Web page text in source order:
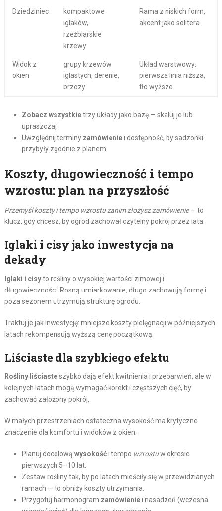
Dziedziniec
kompaktowe
iglaków,
rzeźbiarskie
krzewy
Rama z niskich form,
akcent jako solitera
Widok z
okien
grupy krzewów
iglastych, derenie,
brzozy
Układ warstwowy:
pierwsza linia niższa,
tło wyższe
Zobacz wszystkietrzy układy jako bazę — skaluj je lub
upraszczaj.
Uwzględnij terminy zamówieniei dostępność, by sadzonki
przybyły zgodnie z planem.
Koszty, długowieczność i tempo
wzrostu: plan na przyszłość
Przemyśl koszty i tempo wzrostu zanim złożysz zamówienie— to
klucz, gdy chcesz, by ogród zachował czytelny pokrój przez lata.
Iglaki i cisy jako inwestycja na
dekady
Iglaki i cisyto rośliny o wysokiej wartości zimowej i
długowieczności. Rosną umiarkowanie, długo zachowują formę i
poza sezonem utrzymują strukturę ogrodu.
Traktuj je jak inwestycję: mniejsze koszty pielęgnacji w późniejszych
latach rekompensują wyższą cenę początkową.
Liściaste dla szybkiego efektu
Rośliny liściasteszybko dają efekt kwitnienia i przebarwień, ale w
kolejnych latach mogą wymagać korekt i częstszych cięć, by
zachować założony pokrój.
W małych przestrzeniach ostateczna wysokość ma krytyczne
znaczenie dla komfortu i widoków z okien.
Planuj docelową wysokośći tempo wzrostuw okresie
pierwszych 5–10 lat.
Zestaw rośliny tak, by po latach mieściły się w przewidzianych
ramach — to obniży koszty utrzymania.
Przygotuj harmonogram zamówieniei nasadzeń (wczesna